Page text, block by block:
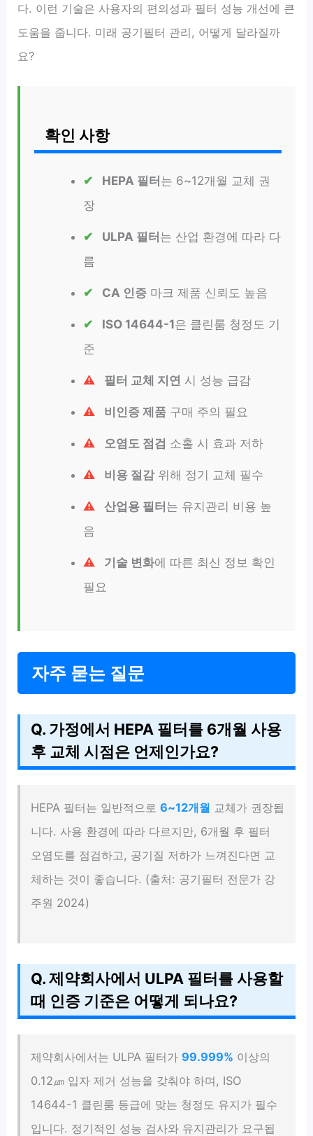
다. 이런 기술은 사용자의 편의성과 필터 성능 개선에 큰
도움을 줍니다. 미래 공기필터 관리, 어떻게 달라질까
요?
확인 사항
HEPA 필터 는 6~12개월 교체 권
장
ULPA 필터 는 산업 환경에 따라 다
름
CA 인증마크 제품 신뢰도 높음
ISO 14644-1은 클린룸 청정도 기
준
필터 교체 지연 시 성능 급감
비인증 제품구매 주의 필요
오염도 점검 소홀 시 효과 저하
비용 절감위해 정기 교체 필수
산업용 필터 는 유지관리 비용 높
음
기술 변화에 따른 최신 정보 확인
필요
자주 묻는 질문
Q. 가정에서 HEPA 필터를 6개월 사용
후 교체 시점은 언제인가요?
HEPA 필터는 일반적으로6~12개월 교체가 권장됩
니다. 사용 환경에 따라 다르지만, 6개월 후 필터
오염도를 점검하고, 공기질 저하가 느껴진다면 교
체하는 것이 좋습니다. (출처: 공기필터 전문가 강
주원 2024)
Q. 제약회사에서 ULPA 필터를 사용할
때 인증 기준은 어떻게 되나요?
제약회사에서는 ULPA 필터가 99.999% 이상의
0.12㎛ 입자 제거 성능을 갖춰야 하며, ISO
14644-1 클린룸 등급에 맞는 청정도 유지가 필수
입니다. 정기적인 성능 검사와 유지관리가 요구됩